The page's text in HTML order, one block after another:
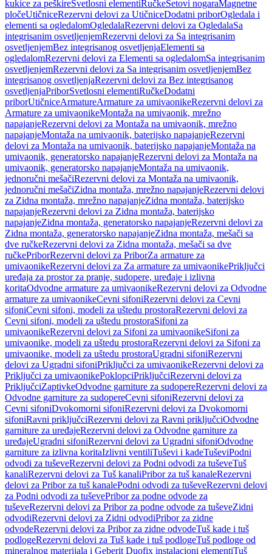
kukice za peškireSvetlosni elementiRučkeSetovi nogaraMagnetne
pločeUtičniceRezervni delovi za UtičniceDodatni priborOgledala i
elementi sa ogledalomOgledalaRezervni delovi za OgledalaSa
integrisanim osvetljenjemRezervni delovi za Sa integrisanim
osvetljenjemBez integrisanog osvetljenjaElementi sa
ogledalomRezervni delovi za Elementi sa ogledalomSa integrisanim
osvetljenjemRezervni delovi za Sa integrisanim osvetljenjemBez
integrisanog osvetljenjaRezervni delovi za Bez integrisanog
osvetljenjaPriborSvetlosni elementiRučkeDodatni
priborUtičniceArmatureArmature za umivaonikeRezervni delovi za
Armature za umivaonikeMontaža na umivaonik, mrežno
napajanjeRezervni delovi za Montaža na umivaonik, mrežno
napajanjeMontaža na umivaonik, baterijsko napajanjeRezervni
delovi za Montaža na umivaonik, baterijsko napajanjeMontaža na
umivaonik, generatorsko napajanjeRezervni delovi za Montaža na
umivaonik, generatorsko napajanjeMontaža na umivaonik,
jednoručni mešačiRezervni delovi za Montaža na umivaonik,
jednoručni mešačiZidna montaža, mrežno napajanjeRezervni delovi
za Zidna montaža, mrežno napajanjeZidna montaža, baterijsko
napajanjeRezervni delovi za Zidna montaža, baterijsko
napajanjeZidna montaža, generatorsko napajanjeRezervni delovi za
Zidna montaža, generatorsko napajanjeZidna montaža, mešači sa
dve ručkeRezervni delovi za Zidna montaža, mešači sa dve
ručkePriborRezervni delovi za PriborZa armature za
umivaonikeRezervni delovi za Za armature za umivaonikePriključci
uređaja za prostor za pranje, sudopere, uređaje i izlivna
koritaOdvodne armature za umivaonikeRezervni delovi za Odvodne
armature za umivaonikeCevni sifoniRezervni delovi za Cevni
sifoniCevni sifoni, modeli za uštedu prostoraRezervni delovi za
Cevni sifoni, modeli za uštedu prostoraSifoni za
umivaonikeRezervni delovi za Sifoni za umivaonikeSifoni za
umivaonike, modeli za uštedu prostoraRezervni delovi za Sifoni za
umivaonike, modeli za uštedu prostoraUgradni sifoniRezervni
delovi za Ugradni sifoniPriključci za umivaonikeRezervni delovi za
Priključci za umivaonikePoklopciPriključciRezervni delovi za
PriključciZaptivkeOdvodne garniture za sudopereRezervni delovi za
Odvodne garniture za sudopereCevni sifoniRezervni delovi za
Cevni sifoniDvokomorni sifoniRezervni delovi za Dvokomorni
sifoniRavni priključciRezervni delovi za Ravni priključciOdvodne
garniture za uređajeRezervni delovi za Odvodne garniture za
uređajeUgradni sifoniRezervni delovi za Ugradni sifoniOdvodne
garniture za izlivna koritaIzlivni ventiliTuševi i kadeTuševiPodni
odvodi za tuševeRezervni delovi za Podni odvodi za tuševeTuš
kanaliRezervni delovi za Tuš kanaliPribor za tuš kanaleRezervni
delovi za Pribor za tuš kanalePodni odvodi za tuševeRezervni delovi
za Podni odvodi za tuševePribor za podne odvode za
tuševeRezervni delovi za Pribor za podne odvode za tuševeZidni
odvodiRezervni delovi za Zidni odvodiPribor za zidne
odvodeRezervni delovi za Pribor za zidne odvodeTuš kade i tuš
podlogeRezervni delovi za Tuš kade i tuš podlogeTuš podloge od
mineralnog materijala i Geberit Duofix instalacioni elementiTuš